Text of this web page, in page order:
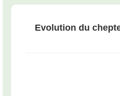
Evolution du